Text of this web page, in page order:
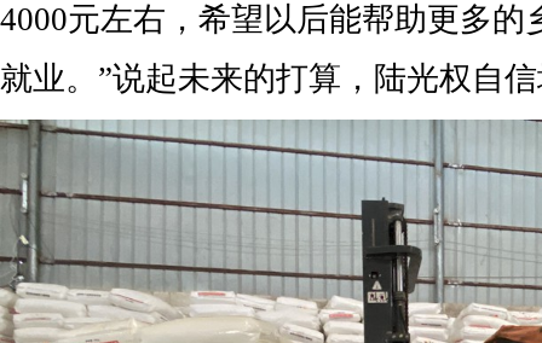
4000元左右，希望以后能帮助更多的
就业。”说起未来的打算，陆光权自